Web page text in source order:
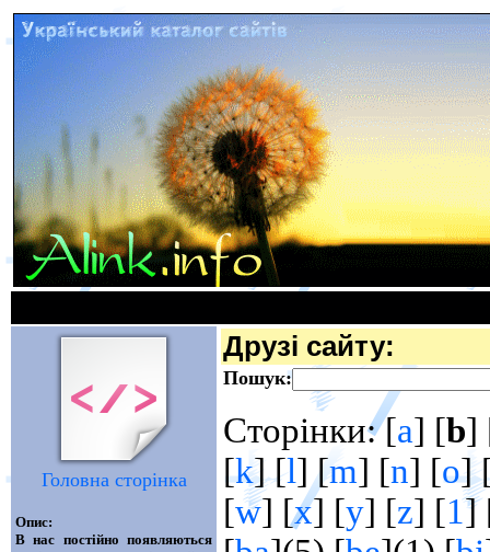
Головна сторінка
Опис:
В нас постійно появляються
Друзі сайту:
Пошук:
Сторінки: [a] [b]
[k] [l] [m] [n] [o]
[w] [x] [y] [z] [1]